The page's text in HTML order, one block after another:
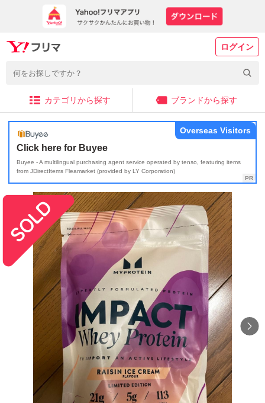
ログイン
カテゴリから探す ブランドから探す
Click here for Buyee
Buyee - A multilingual purchasing agent service operated by tenso, featuring items
from JDirectItems Fleamarket (provided by LY Corporation)
Overseas Visitors